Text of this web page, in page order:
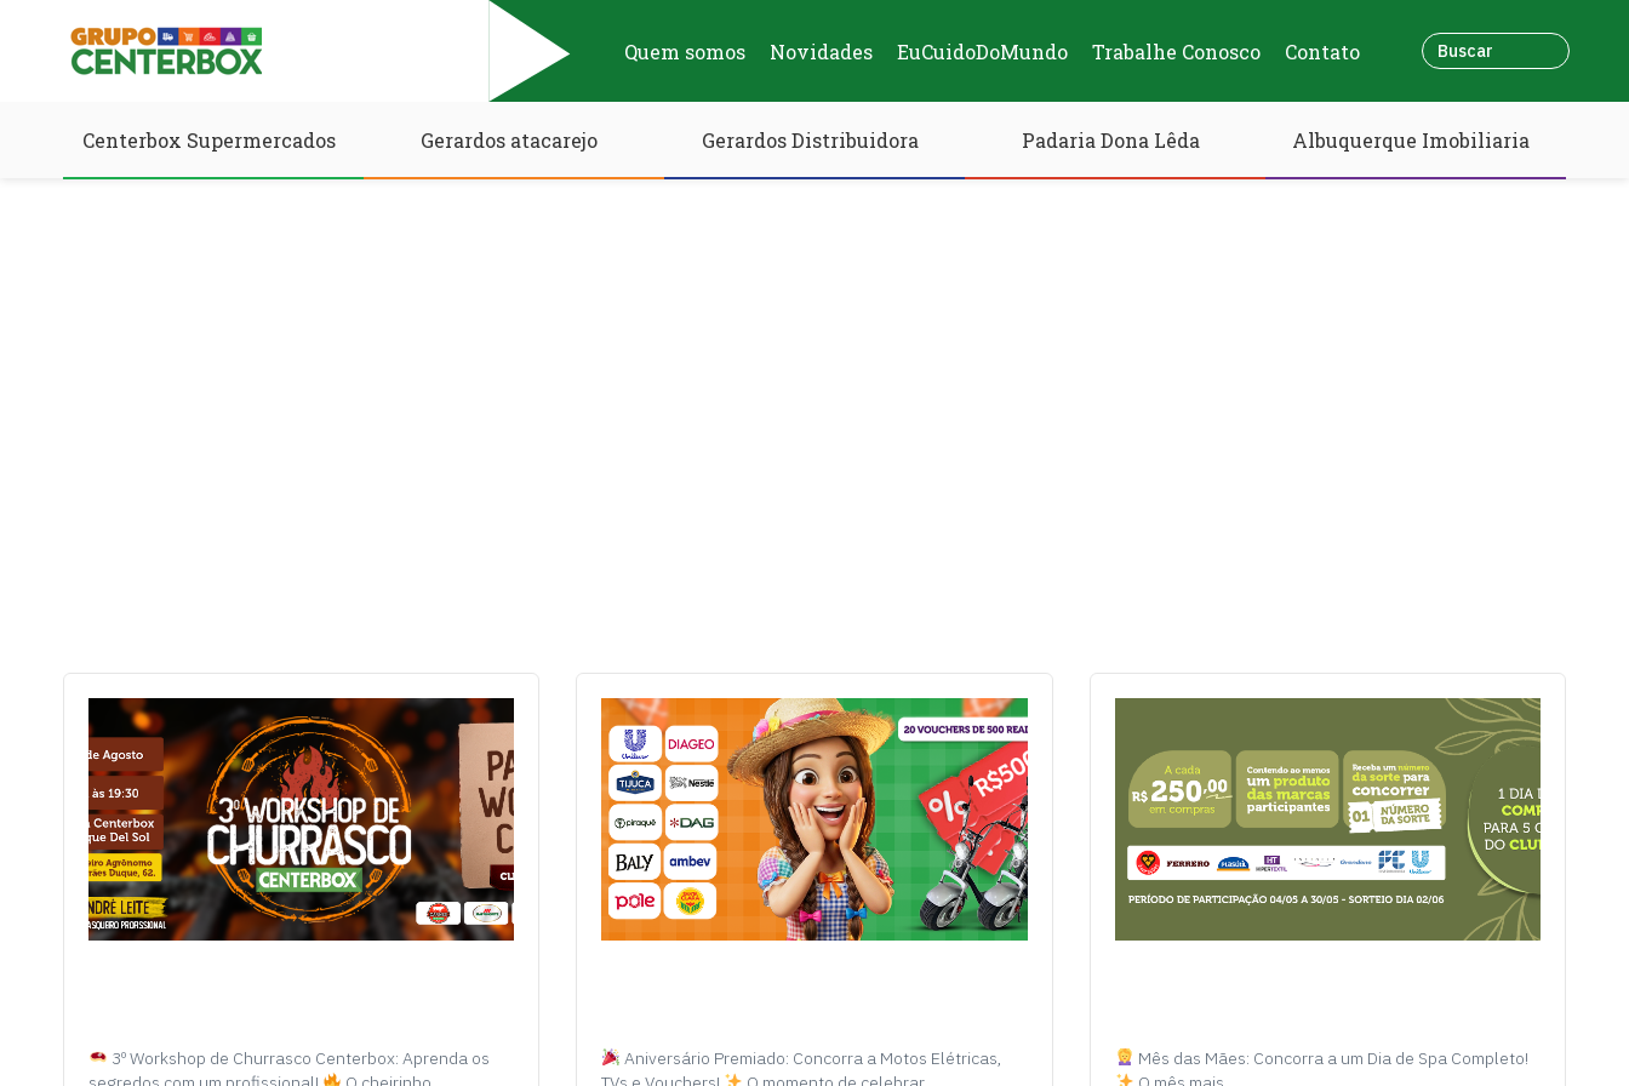
Quem somos Novidades EuCuidoDoMundo Trabalhe Conosco Contato
Centerbox Supermercados Gerardos atacarejo Gerardos Distribuidora Padaria Dona Lêda Albuquerque Imobiliaria
3º Workshop de Churrasco Centerbox: Aprenda os
Aniversário Premiado: Concorra a Motos Elétricas,
Mês das Mães: Concorra a um Dia de Spa Completo!